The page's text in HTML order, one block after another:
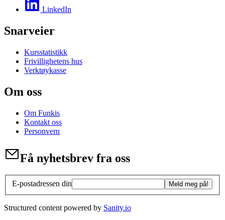
LinkedIn
Snarveier
Kursstatistikk
Frivillighetens hus
Verktøykasse
Om oss
Om Funkis
Kontakt oss
Personvern
Få nyhetsbrev fra oss
E-postadressen din Meld meg på!
Structured content powered by Sanity.io